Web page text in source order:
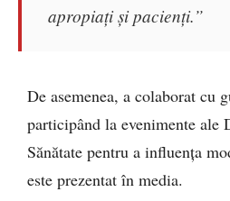
apropiați și pacienți.”
De asemenea, a colaborat cu
participând la evenimente ale
Sănătate pentru a influența
este prezentat în media.